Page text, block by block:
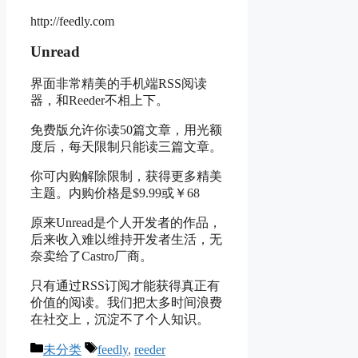
http://feedly.com
Unread
界面非常精美的手机端RSS阅读
器，和Reeder不相上下。
免费版允许你读50篇文章，用光额
度后，每天限制只能读三篇文章。
你可内购解除限制，获得更多精美
主题。内购价格是$9.99或￥68
原来Unread是个人开发者的作品，
后来收入难以维持开发者生活，无
奈卖给了Castro厂商。
只有通过RSS订阅才能获得真正有
价值的阅读。我们把太多时间浪费
在社交上，沉淀不了个人知识。
Categories
未分类 Tags
feedly, reeder